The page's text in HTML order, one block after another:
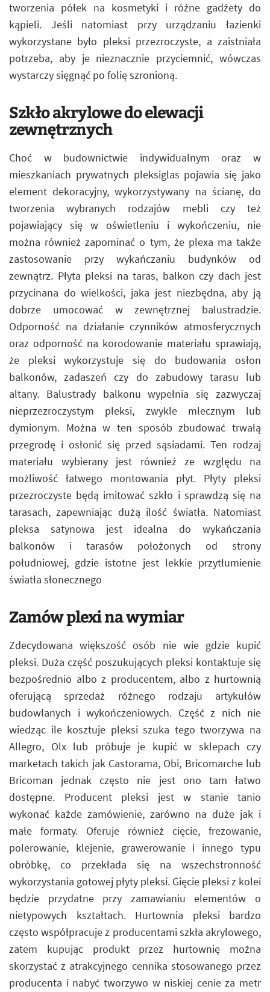
tworzenia półek na kosmetyki i różne gadżety do
kąpieli. Jeśli natomiast przy urządzaniu łazienki
wykorzystane było pleksi przezroczyste, a zaistniała
potrzeba, aby je nieznacznie przyciemnić, wówczas
wystarczy sięgnąć po folię szronioną.
Szkło akrylowe do elewacji
zewnętrznych
Choć w budownictwie indywidualnym oraz w
mieszkaniach prywatnych pleksiglas pojawia się jako
element dekoracyjny, wykorzystywany na ścianę, do
tworzenia wybranych rodzajów mebli czy też
pojawiający się w oświetleniu i wykończeniu, nie
można również zapominać o tym, że plexa ma także
zastosowanie przy wykańczaniu budynków od
zewnątrz. Płyta pleksi na taras, balkon czy dach jest
przycinana do wielkości, jaka jest niezbędna, aby ją
dobrze umocować w zewnętrznej balustradzie.
Odporność na działanie czynników atmosferycznych
oraz odporność na korodowanie materiału sprawiają,
że pleksi wykorzystuje się do budowania osłon
balkonów, zadaszeń czy do zabudowy tarasu lub
altany. Balustrady balkonu wypełnia się zazwyczaj
nieprzezroczystym pleksi, zwykle mlecznym lub
dymionym. Można w ten sposób zbudować trwałą
przegrodę i osłonić się przed sąsiadami. Ten rodzaj
materiału wybierany jest również ze względu na
możliwość łatwego montowania płyt. Płyty pleksi
przezroczyste będą imitować szkło i sprawdzą się na
tarasach, zapewniając dużą ilość światła. Natomiast
pleksa satynowa jest idealna do wykańczania
balkonów i tarasów położonych od strony
południowej, gdzie istotne jest lekkie przytłumienie
światła słonecznego
Zamów plexi na wymiar
Zdecydowana większość osób nie wie gdzie kupić
pleksi. Duża część poszukujących pleksi kontaktuje się
bezpośrednio albo z producentem, albo z hurtownią
oferującą sprzedaż różnego rodzaju artykułów
budowlanych i wykończeniowych. Część z nich nie
wiedząc ile kosztuje pleksi szuka tego tworzywa na
Allegro, Olx lub próbuje je kupić w sklepach czy
marketach takich jak Castorama, Obi, Bricomarche lub
Bricoman jednak często nie jest ono tam łatwo
dostępne. Producent pleksi jest w stanie tanio
wykonać każde zamówienie, zarówno na duże jak i
małe formaty. Oferuje również cięcie, frezowanie,
polerowanie, klejenie, grawerowanie i innego typu
obróbkę, co przekłada się na wszechstronność
wykorzystania gotowej płyty pleksi. Gięcie pleksi z kolei
będzie przydatne przy zamawianiu elementów o
nietypowych kształtach. Hurtownia pleksi bardzo
często współpracuje z producentami szkła akrylowego,
zatem kupując produkt przez hurtownię można
skorzystać z atrakcyjnego cennika stosowanego przez
producenta i nabyć tworzywo w niskiej cenie za metr